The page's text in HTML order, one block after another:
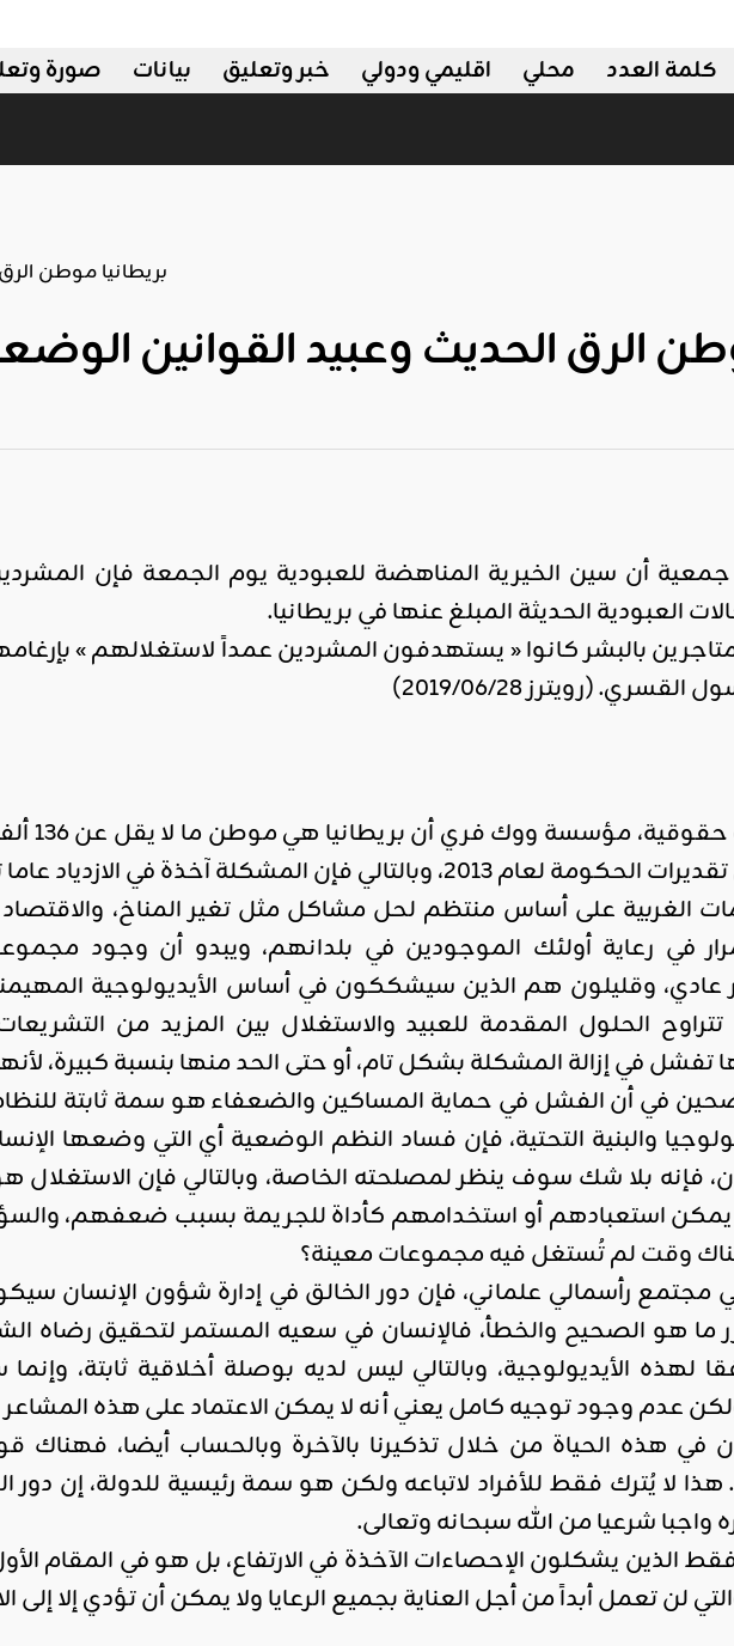
صورة بيانات خبر وتعليق اقليمي ودولي محلي كلمة العدد
الرق الحديث وعبيد القوانين
العبودية الحديثة المبلغ عنها في بريطانيا.
بالبشر كانوا « يستهدفون المشردين عمداً لاستغلالهم »
(رويترز 2019/06/28)
ذكر
فإن المشكلة آخذة في الازدياد عاما تلو الآخر.
الغربية على أساس منتظم لحل مشاكل مثل تغير المناخ، والاقتصاد
في رعاية أولئك الموجودين في بلدانهم، ويبدو أن وجود
عادي، وقليلون هم الذين سيشككون في أساس الأيديولوجية
الحلول المقدمة للعبيد والاستغلال بين المزيد من
في إزالة المشكلة بشكل تام، أو حتى الحد منها بنسبة كبيرة،
في أن الفشل في حماية المساكين والضعفاء هو سمة ثابتة للنظام
والبنية التحتية، فإن فساد النظم الوضعية أي التي وضعها
فإنه بلا شك سوف ينظر لمصلحته الخاصة، وبالتالي فإن الاستغلال
يمكن استعبادهم أو استخدامهم كأداة للجريمة بسبب ضعفهم،
وقت لم تُستغل فيه مجموعات معينة؟
مجتمع رأسمالي علماني، فإن دور الخالق في إدارة شؤون الإنسان
ما هو الصحيح والخطأ، فالإنسان في سعيه المستمر لتحقيق
لهذه الأيديولوجية، وبالتالي ليس لديه بوصلة أخلاقية ثابتة،
ولكن عدم وجود توجيه كامل يعني أنه لا يمكن الاعتماد على هذه
في هذه الحياة من خلال تذكيرنا بالآخرة وبالحساب أيضا، فهناك
هذا لا يُترك فقط للأفراد لاتباعه ولكن هو سمة رئيسية للدولة، إن
واجبا شرعيا من الله سبحانه وتعالى.
الذين يشكلون الإحصاءات الآخذة في الارتفاع، بل هو في المقام
لن تعمل أبداً من أجل العناية بجميع الرعايا ولا يمكن أن تؤدي إلا